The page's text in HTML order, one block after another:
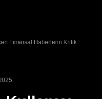
Finansal Haberlerin Kritik